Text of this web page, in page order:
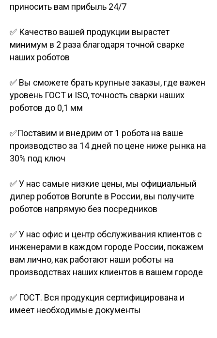
приносить вам прибыль 24/7
✅ Качество вашей продукции вырастет
минимум в 2 раза благодаря точной сварке
наших роботов
✅ Вы сможете брать крупные заказы, где важен
уровень ГОСТ и ISO, точность сварки наших
роботов до 0,1 мм
✅Поставим и внедрим от 1 робота на ваше
производство за 14 дней по цене ниже рынка на
30% под ключ
✅ У нас самые низкие цены, мы официальный
дилер роботов Borunte в России, вы получите
роботов напрямую без посредников
✅ У нас офис и центр обслуживания клиентов с
инженерами в каждом городе России, покажем
вам лично, как работают наши роботы на
производствах наших клиентов в вашем городе
✅ ГОСТ. Вся продукция сертифицирована и
имеет необходимые документы